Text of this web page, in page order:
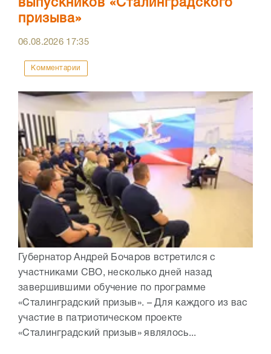
выпускников «Сталинградского
призыва»
06.08.2026 17:35
Комментарии
Губернатор Андрей Бочаров встретился с
участниками СВО, несколько дней назад
завершившими обучение по программе
«Сталинградский призыв». – Для каждого из вас
участие в патриотическом проекте
«Сталинградский призыв» являлось...